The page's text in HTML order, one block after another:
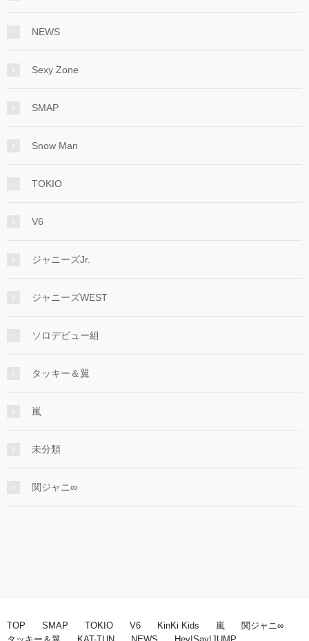
NEWS
Sexy Zone
SMAP
Snow Man
TOKIO
V6
ジャニーズJr.
ジャニーズWEST
ソロデビュー組
タッキー＆翼
嵐
未分類
関ジャニ∞
TOP SMAP TOKIO V6 KinKi Kids 嵐
関ジャニ∞